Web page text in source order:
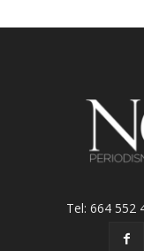
Tel: 664 552